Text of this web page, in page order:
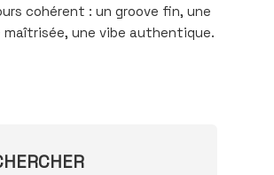
cohérent : un groove fin, une
une vibe authentique.